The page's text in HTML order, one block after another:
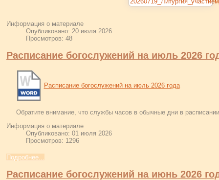
Информация о материале
Опубликовано: 20 июля 2026
Просмотров: 48
Расписание богослужений на июль 2026
Расписание богослужений на июль 2026 года
Обратите внимание, что службы часов в обычные дни в
Информация о материале
Опубликовано: 01 июля 2026
Просмотров: 1296
Подробнее...
Расписание богослужений на июнь 2026